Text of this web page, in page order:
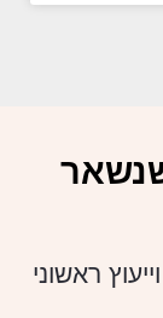
ראשוני